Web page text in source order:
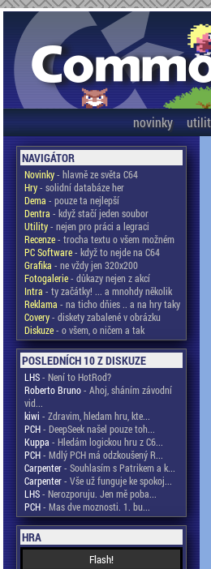
novinky
NAVIGÁTOR
Novinky- hlavně ze světa C64
Hry- solidní databáze her
Dema - pouze ta nejlepší
Dentra - když stačí jeden soubor
Utility- nejen pro práci a legraci
Recenze- trocha textu o všem možném
PC Software- když to nejde na C64
Grafika - ne vždy jen 320x200
Fotogalerie- důkazy nejen z akcí
Intra - ty začátky! ... a mnohdy několik
Reklama - na ticho dňies .. a na hry taky
Covery- diskety zabalené v obrázku
Diskuze- o všem, o ničem a tak
POSLEDNÍCH 10 Z DISKUZE
LHS- Není to HotRod?
Roberto Bruno- Ahoj, sháním závodní
vid...
kiwi - Zdravim, hledam hru, kte...
PCH- DeepSeek našel pouze toh...
Kuppa - Hledám logickou hru z C6...
PCH- Mdlý PCH má odzkoušený R...
Carpenter- Souhlasím s Patrikem a k...
Carpenter- Vše už funguje ke spokoj...
LHS- Nerozporuju. Jen mě poba...
PCH- Mas dve moznosti. 1. bu...
HRA
Flash!